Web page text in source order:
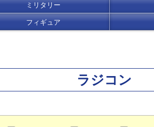
ミリタリー
フィギュア
ラジコン